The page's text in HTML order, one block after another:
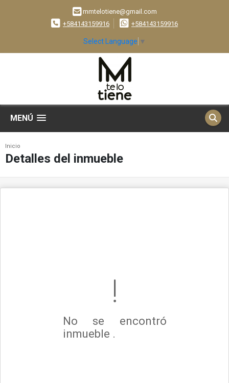
mmtelotiene@gmail.com
+584143159916
+584143159916
Select Language ▼
MENÚ
Inicio
Detalles del inmueble
No se encontró
inmueble .